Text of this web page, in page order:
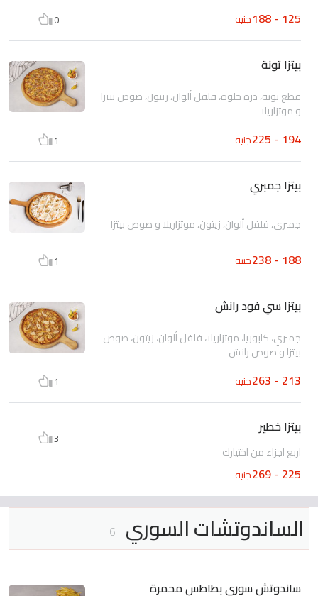
125 - 188 جنيه 0
بيتزا تونة
قطع تونة، ذرة حلوة، فلفل ألوان، زيتون، صوص بيتزا
و موتزاريلا
194 - 225 جنيه 1
بيتزا جمبري
جمبري، فلفل ألوان، زيتون، موتزاريلا و صوص بيتزا
188 - 238 جنيه 1
بيتزا سي فود رانش
جمبري، كابوريا، موتزاريلا، فلفل ألوان، زيتون، صوص
بيتزا و صوص رانش
213 - 263 جنيه 1
بيتزا خطير
اربع اجزاء من اختيارك
225 - 269 جنيه
3
الساندوتشات السوري 6
ساندوتش سوري بطاطس محمرة